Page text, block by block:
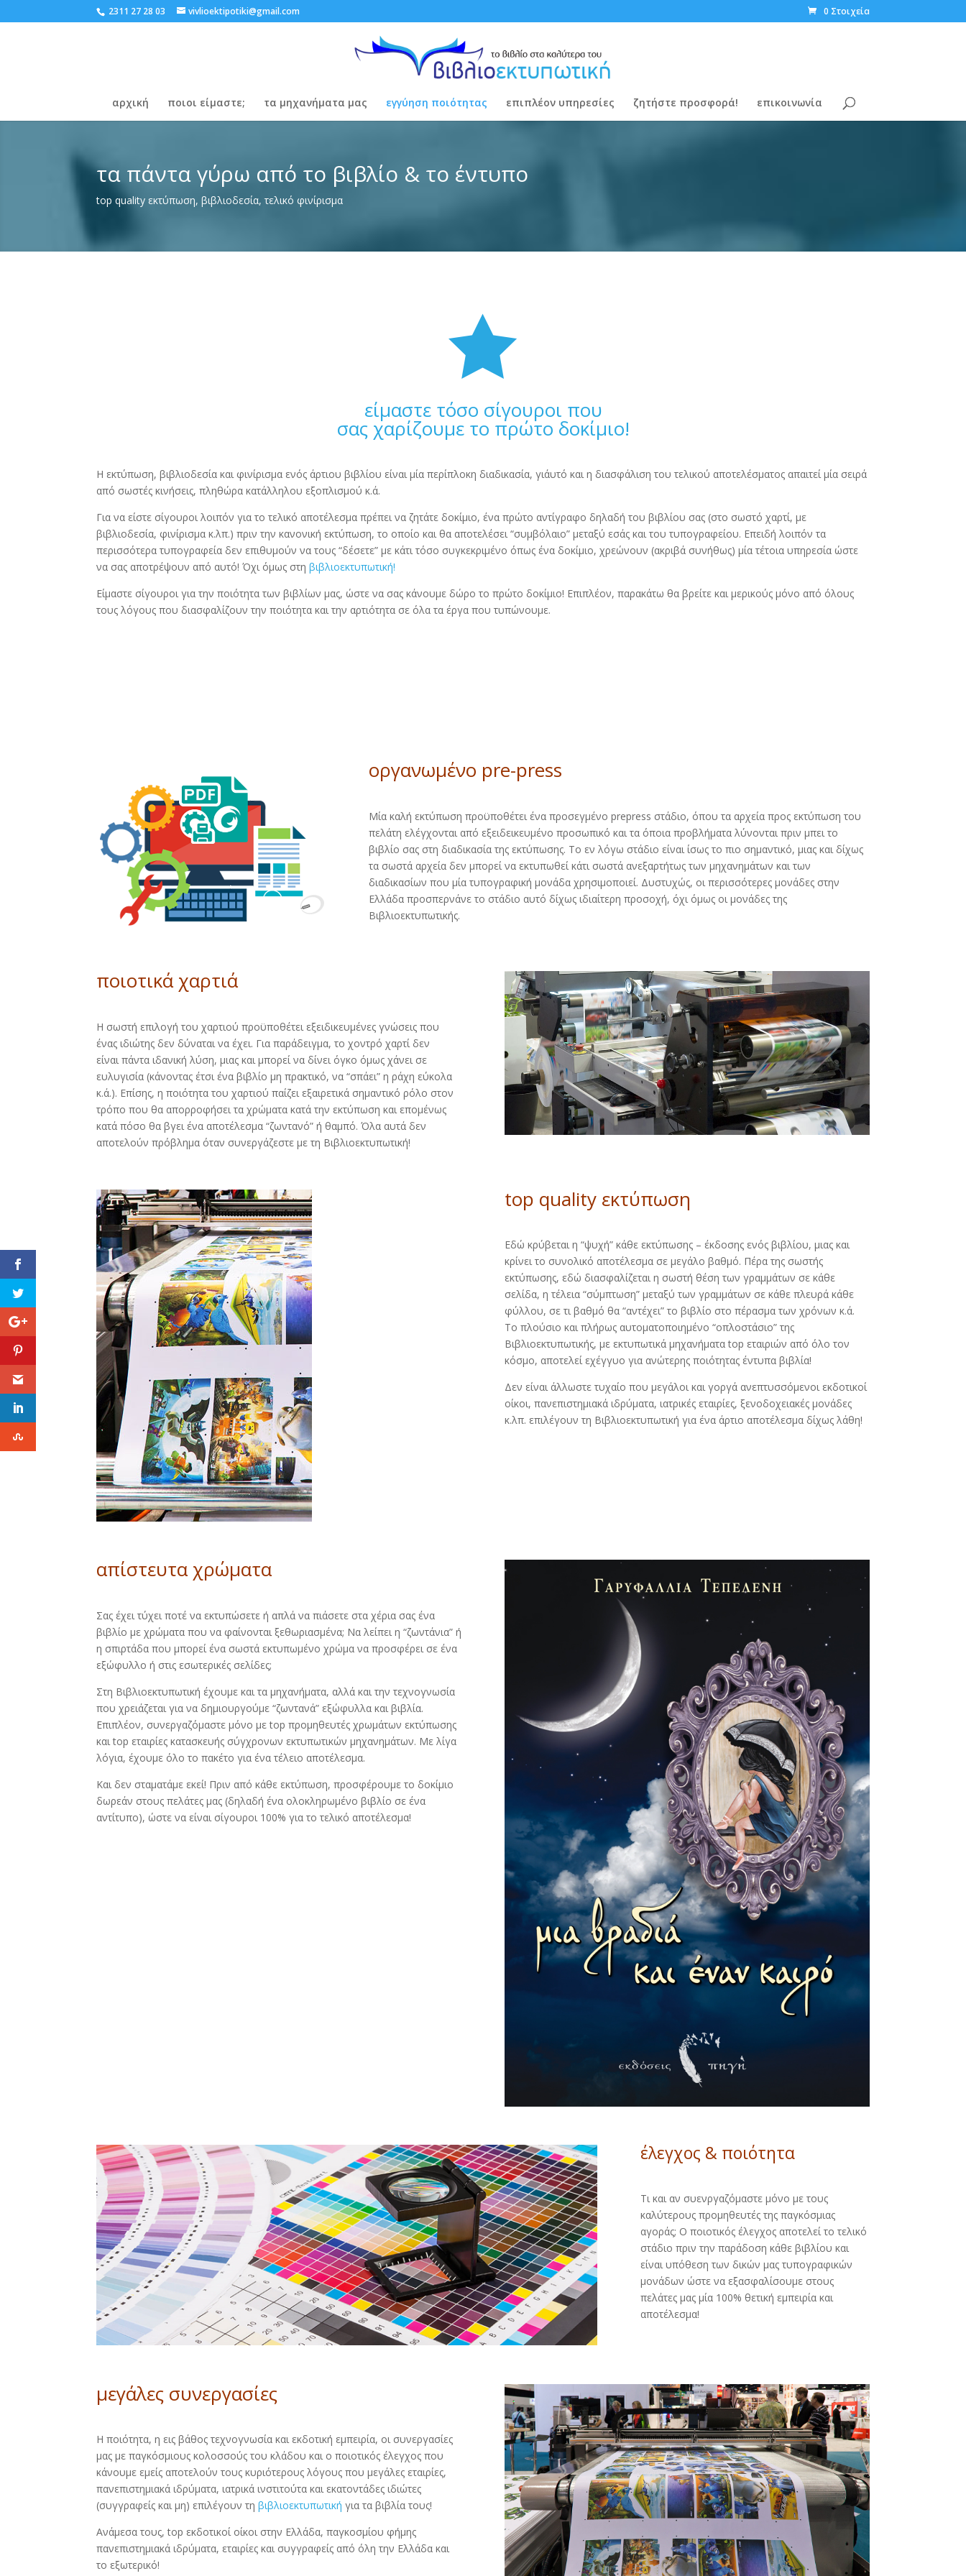
2311 27 28 03 vivlioektipotiki@gmail.com 0 Στοιχεία
αρχική ποιοι είμαστε; τα μηχανήματα μας εγγύηση ποιότητας επιπλέον υπηρεσίες ζητήστε προσφορά! επικοινωνία
τα πάντα γύρω από το βιβλίο & το έντυπο
top quality εκτύπωση, βιβλιοδεσία, τελικό φινίρισμα

είμαστε τόσο σίγουροι που
σας χαρίζουμε το πρώτο δοκίμιο!
Η εκτύπωση, βιβλιοδεσία και φινίρισμα ενός άρτιου βιβλίου είναι μία περίπλοκη διαδικασία, γι΄αυτό και η διασφάλιση του τελικού αποτελέσματος απαιτεί μία σειρά
από σωστές κινήσεις, πληθώρα κατάλληλου εξοπλισμού κ.ά.
Για να είστε σίγουροι λοιπόν για το τελικό αποτέλεσμα πρέπει να ζητάτε δοκίμιο, ένα πρώτο αντίγραφο δηλαδή του βιβλίου σας (στο σωστό χαρτί, με
βιβλιοδεσία, φινίρισμα κ.λπ.) πριν την κανονική εκτύπωση, το οποίο και θα αποτελέσει “συμβόλαιο” μεταξύ εσάς και του τυπογραφείου. Επειδή λοιπόν τα
περισσότερα τυπογραφεία δεν επιθυμούν να τους “δέσετε” με κάτι τόσο συγκεκριμένο όπως ένα δοκίμιο, χρεώνουν (ακριβά συνήθως) μία τέτοια υπηρεσία ώστε
να σας αποτρέψουν από αυτό! Όχι όμως στηβιβλιοεκτυπωτική!
Είμαστε σίγουροι για την ποιότητα των βιβλίων μας, ώστε να σας κάνουμε δώρο το πρώτο δοκίμιο! Επιπλέον, παρακάτω θα βρείτε και μερικούς μόνο από όλους
τους λόγους που διασφαλίζουν την ποιότητα και την αρτιότητα σε όλα τα έργα που τυπώνουμε.
οργανωμένο pre-press
Μία καλή εκτύπωση προϋποθέτει ένα προσεγμένο prepress στάδιο, όπου τα αρχεία προς εκτύπωση του
πελάτη ελέγχονται από εξειδεικευμένο προσωπικό και τα όποια προβλήματα λύνονται πριν μπει το
βιβλίο σας στη διαδικασία της εκτύπωσης. Το εν λόγω στάδιο είναι ίσως το πιο σημαντικό, μιας και δίχως
τα σωστά αρχεία δεν μπορεί να εκτυπωθεί κάτι σωστά ανεξαρτήτως των μηχανημάτων και των
διαδικασίων που μία τυπογραφική μονάδα χρησιμοποιεί. Δυστυχώς, οι περισσότερες μονάδες στην
Ελλάδα προσπερνάνε το στάδιο αυτό δίχως ιδιαίτερη προσοχή, όχι όμως οι μονάδες της
Βιβλιοεκτυπωτικής.
ποιοτικά χαρτιά
Η σωστή επιλογή του χαρτιού προϋποθέτει εξειδικευμένες γνώσεις που
ένας ιδιώτης δεν δύναται να έχει. Για παράδειγμα, το χοντρό χαρτί δεν
είναι πάντα ιδανική λύση, μιας και μπορεί να δίνει όγκο όμως χάνει σε
ευλυγισία (κάνοντας έτσι ένα βιβλίο μη πρακτικό, να “σπάει” η ράχη εύκολα
κ.ά.). Επίσης, η ποιότητα του χαρτιού παίζει εξαιρετικά σημαντικό ρόλο στον
τρόπο που θα απορροφήσει τα χρώματα κατά την εκτύπωση και επομένως
κατά πόσο θα βγει ένα αποτέλεσμα “ζωντανό” ή θαμπό. Όλα αυτά δεν
αποτελούν πρόβλημα όταν συνεργάζεστε με τη Βιβλιοεκτυπωτική!
top quality εκτύπωση
Εδώ κρύβεται η “ψυχή” κάθε εκτύπωσης – έκδοσης ενός βιβλίου, μιας και
κρίνει το συνολικό αποτέλεσμα σε μεγάλο βαθμό. Πέρα της σωστής
εκτύπωσης, εδώ διασφαλίζεται η σωστή θέση των γραμμάτων σε κάθε
σελίδα, η τέλεια “σύμπτωση” μεταξύ των γραμμάτων σε κάθε πλευρά κάθε
φύλλου, σε τι βαθμό θα “αντέχει” το βιβλίο στο πέρασμα των χρόνων κ.ά.
Το πλούσιο και πλήρως αυτοματοποιημένο “οπλοστάσιο” της
Βιβλιοεκτυπωτικής, με εκτυπωτικά μηχανήματα top εταιριών από όλο τον
κόσμο, αποτελεί εχέγγυο για ανώτερης ποιότητας έντυπα βιβλία!
Δεν είναι άλλωστε τυχαίο που μεγάλοι και γοργά ανεπτυσσόμενοι εκδοτικοί
οίκοι, πανεπιστημιακά ιδρύματα, ιατρικές εταιρίες, ξενοδοχειακές μονάδες
κ.λπ. επιλέγουν τη Βιβλιοεκτυπωτική για ένα άρτιο αποτέλεσμα δίχως λάθη!
απίστευτα χρώματα
Σας έχει τύχει ποτέ να εκτυπώσετε ή απλά να πιάσετε στα χέρια σας ένα
βιβλίο με χρώματα που να φαίνονται ξεθωριασμένα; Να λείπει η “ζωντάνια” ή
η σπιρτάδα που μπορεί ένα σωστά εκτυπωμένο χρώμα να προσφέρει σε ένα
εξώφυλλο ή στις εσωτερικές σελίδες;
Στη Βιβλιοεκτυπωτική έχουμε και τα μηχανήματα, αλλά και την τεχνογνωσία
που χρειάζεται για να δημιουργούμε “ζωντανά” εξώφυλλα και βιβλία.
Επιπλέον, συνεργαζόμαστε μόνο με top προμηθευτές χρωμάτων εκτύπωσης
και top εταιρίες κατασκευής σύγχρονων εκτυπωτικών μηχανημάτων. Με λίγα
λόγια, έχουμε όλο το πακέτο για ένα τέλειο αποτέλεσμα.
Και δεν σταματάμε εκεί! Πριν από κάθε εκτύπωση, προσφέρουμε το δοκίμιο
δωρεάν στους πελάτες μας (δηλαδή ένα ολοκληρωμένο βιβλίο σε ένα
αντίτυπο), ώστε να είναι σίγουροι 100% για το τελικό αποτέλεσμα!
έλεγχος & ποιότητα
Τι και αν συενργαζόμαστε μόνο με τους
καλύτερους προμηθευτές της παγκόσμιας
αγοράς; Ο ποιοτικός έλεγχος αποτελεί το τελικό
στάδιο πριν την παράδοση κάθε βιβλίου και
είναι υπόθεση των δικών μας τυπογραφικών
μονάδων ώστε να εξασφαλίσουμε στους
πελάτες μας μία 100% θετική εμπειρία και
αποτέλεσμα!
μεγάλες συνεργασίες
Η ποιότητα, η εις βάθος τεχνογνωσία και εκδοτική εμπειρία, οι συνεργασίες
μας με παγκόσμιους κολοσσούς του κλάδου και ο ποιοτικός έλεγχος που
κάνουμε εμείς αποτελούν τους κυριότερους λόγους που μεγάλες εταιρίες,
πανεπιστημιακά ιδρύματα, ιατρικά ινστιτούτα και εκατοντάδες ιδιώτες
(συγγραφείς και μη) επιλέγουν τηβιβλιοεκτυπωτική για τα βιβλία τους!
Ανάμεσα τους, top εκδοτικοί οίκοι στην Ελλάδα, παγκοσμίου φήμης
πανεπιστημιακά ιδρύματα, εταιρίες και συγγραφείς από όλη την Ελλάδα και
το εξωτερικό!